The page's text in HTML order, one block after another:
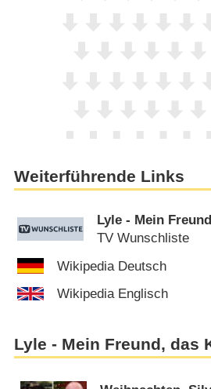
Weiterführende Links
Lyle - Mein
TV Wunschliste
Wikipedia Deutsch
Wikipedia Englisch
Lyle - Mein Freund, das